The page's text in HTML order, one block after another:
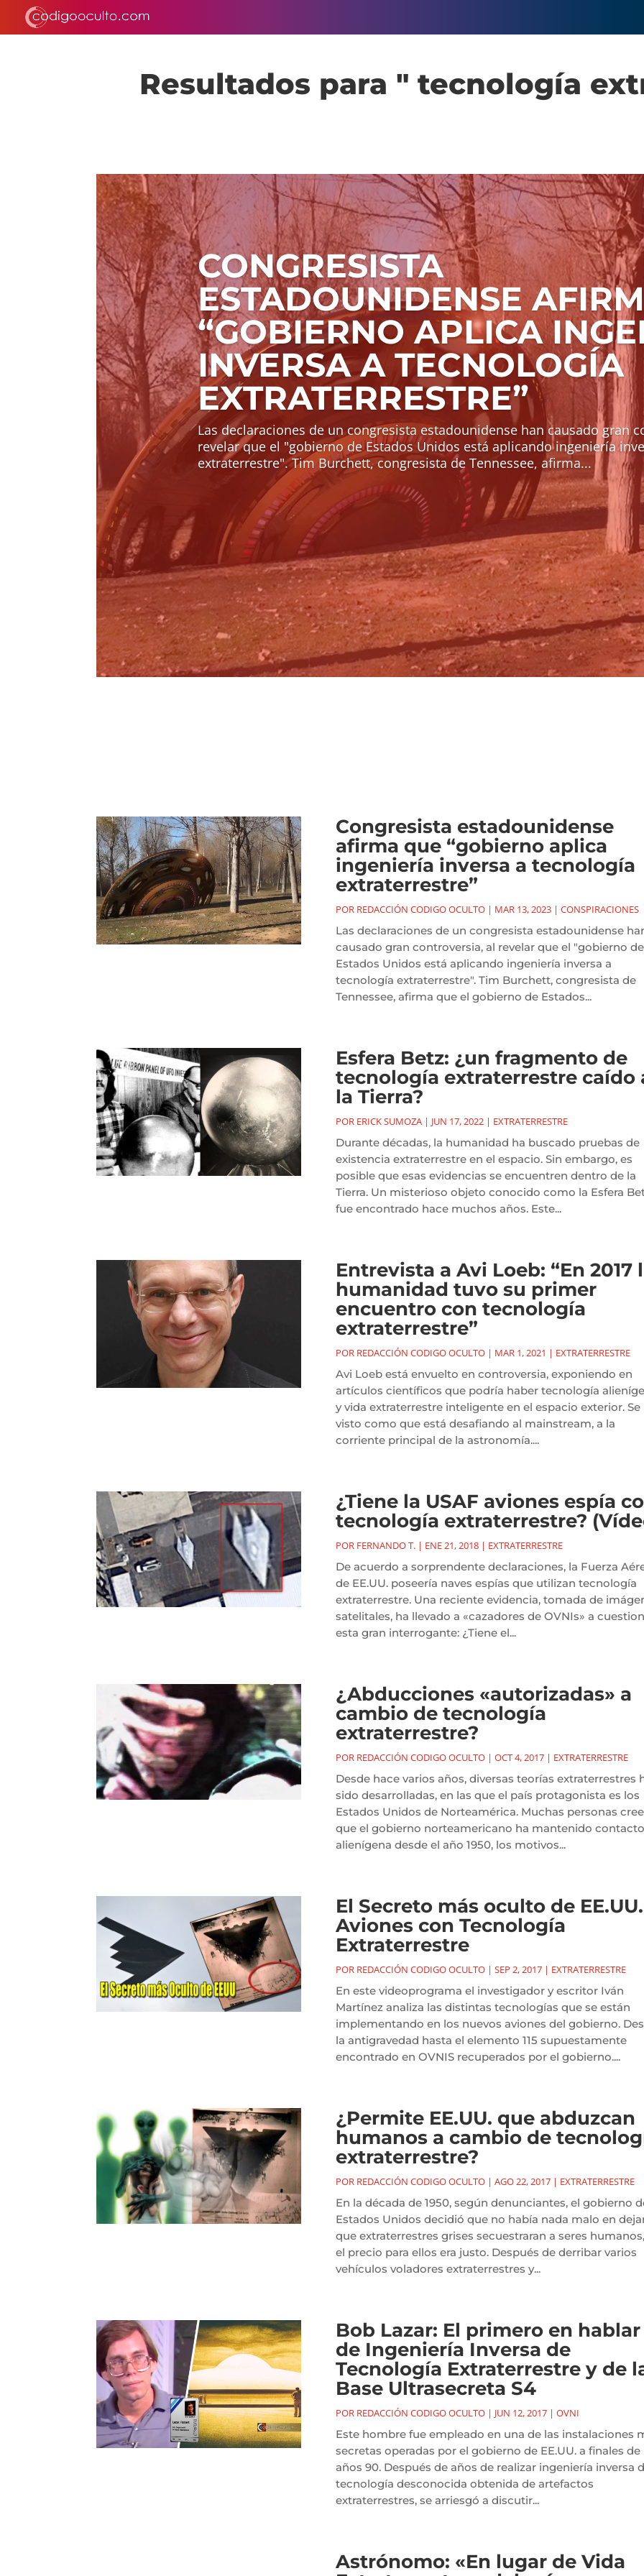
Resultados para " tecnología
CONGRESISTA
ESTADOUNIDENSE
“GOBIERNO APLICA
INVERSA A TECNOLOGÍA
EXTRATERRESTRE”
Las declaraciones de un congresista estadounidense han causado gran
revelar que el "gobierno de Estados Unidos está aplicando ingeniería
extraterrestre". Tim Burchett, congresista de Tennessee, afirma...
Congresista estadounidense
afirma que “gobierno aplica
ingeniería inversa a tecnología
extraterrestre”
POR REDACCIÓN CODIGO OCULTO| MAR 13, 2023| CONSPIRACIONES
Las declaraciones de un congresista estadounidense
causado gran controversia, al revelar que el "gobierno de
Estados Unidos está aplicando ingeniería inversa a
tecnología extraterrestre". Tim Burchett, congresista de
Tennessee, afirma que el gobierno de Estados...
Esfera Betz: ¿un fragmento de
tecnología extraterrestre caído
la Tierra?
POR ERICK SUMOZA| JUN 17, 2022| EXTRATERRESTRE
Durante décadas, la humanidad ha buscado pruebas de
existencia extraterrestre en el espacio. Sin embargo, es
posible que esas evidencias se encuentren dentro de la
Tierra. Un misterioso objeto conocido como la Esfera
fue encontrado hace muchos años. Este...
Entrevista a Avi Loeb: “En 2017
humanidad tuvo su primer
encuentro con tecnología
extraterrestre”
POR REDACCIÓN CODIGO OCULTO| MAR 1, 2021 | EXTRATERRESTRE
Avi Loeb está envuelto en controversia, exponiendo en
artículos científicos que podría haber tecnología
y vida extraterrestre inteligente en el espacio exterior. Se
visto como que está desafiando al mainstream, a la
corriente principal de la astronomía....
¿Tiene la USAF aviones espía
tecnología extraterrestre?
POR FERNANDO T.| ENE 21, 2018| EXTRATERRESTRE
De acuerdo a sorprendente declaraciones, la Fuerza
de EE.UU. poseería naves espías que utilizan tecnología
extraterrestre. Una reciente evidencia, tomada de
satelitales, ha llevado a «cazadores de OVNIs» a
esta gran interrogante: ¿Tiene el...
¿Abducciones «autorizadas» a
cambio de tecnología
extraterrestre?
POR REDACCIÓN CODIGO OCULTO| OCT 4, 2017| EXTRATERRESTRE
Desde hace varios años, diversas teorías extraterrestres
sido desarrolladas, en las que el país protagonista es los
Estados Unidos de Norteamérica. Muchas personas
que el gobierno norteamericano ha mantenido contacto
alienígena desde el año 1950, los motivos...
El Secreto más oculto de
Aviones con Tecnología
Extraterrestre
POR REDACCIÓN CODIGO OCULTO| SEP 2, 2017| EXTRATERRESTRE
En este videoprograma el investigador y escritor Iván
Martínez analiza las distintas tecnologías que se están
implementando en los nuevos aviones del gobierno.
la antigravedad hasta el elemento 115 supuestamente
encontrado en OVNIS recuperados por el gobierno....
¿Permite EE.UU. que abduzcan
humanos a cambio de
extraterrestre?
POR REDACCIÓN CODIGO OCULTO| AGO 22, 2017| EXTRATERRESTRE
En la década de 1950, según denunciantes, el gobierno
Estados Unidos decidió que no había nada malo en
que extraterrestres grises secuestraran a seres
el precio para ellos era justo. Después de derribar varios
vehículos voladores extraterrestres y...
Bob Lazar: El primero en hablar
de Ingeniería Inversa de
Tecnología Extraterrestre y de
Base Ultrasecreta S4
POR REDACCIÓN CODIGO OCULTO| JUN 12, 2017| OVNI
Este hombre fue empleado en una de las instalaciones
secretas operadas por el gobierno de EE.UU. a finales de
años 90. Después de años de realizar ingeniería inversa
tecnología desconocida obtenida de artefactos
extraterrestres, se arriesgó a discutir...
Astrónomo: «En lugar de Vida